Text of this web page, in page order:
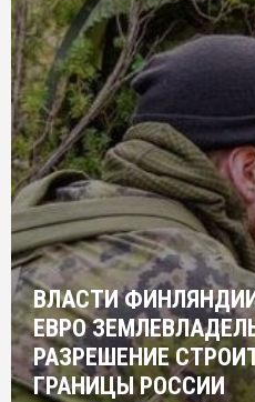
ВЛАСТИ
ЕВРО
РАЗРЕШЕНИЕ
ГРАНИЦЫ РОССИИ